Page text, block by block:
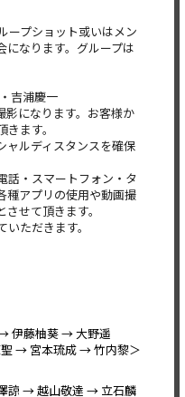
ープショット或いはメン
になります。グループは
吉浦慶一
影になります。お客様か
ます。
ャルディスタンスを確保
話・スマートフォン・タ
種アプリの使用や動画撮
せて頂きます。
ただきます。
伊藤柚葵 → 大野遥
→ 宮本琉成 → 竹内黎＞
諒 → 越山敬達 → 立石麟